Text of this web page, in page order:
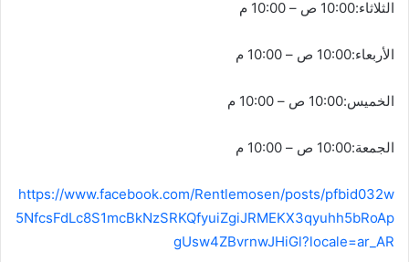
الثلاثاء:10:00 ص – 10:00 م
الأربعاء:10:00 ص – 10:00 م
الخميس:10:00 ص – 10:00 م
الجمعة:10:00 ص – 10:00 م
https://www.facebook.com/Rentlemosen/posts/pfbid032w
5NfcsFdLc8S1mcBkNzSRKQfyuiZgiJRMEKX3qyuhh5bRoAp
gUsw4ZBvrnwJHiGl?locale=ar_AR